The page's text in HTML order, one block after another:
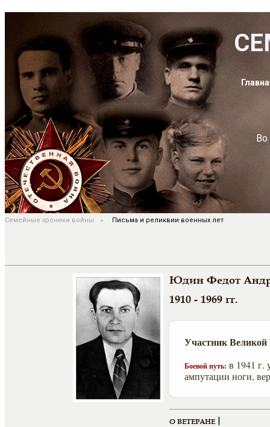
Во
Семейные хроники войны Письма и реликвии военных лет
Юдин Федот
1910 - 1969 гг.
Участник
Боевой путь: в 1941 г.
ампутации ноги,
О ВЕТЕРАНЕ |